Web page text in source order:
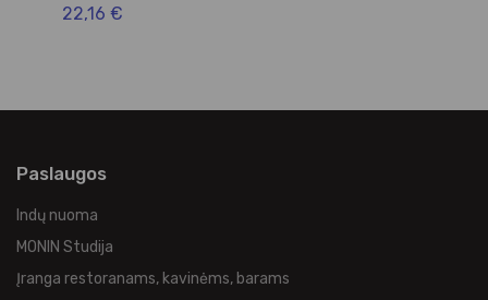
22,16 €
Paslaugos
Indų nuoma
MONIN Studija
Įranga restoranams, kavinėms, barams